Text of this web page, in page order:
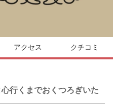
アクセス クチコミ
行くまでおくつろぎいた